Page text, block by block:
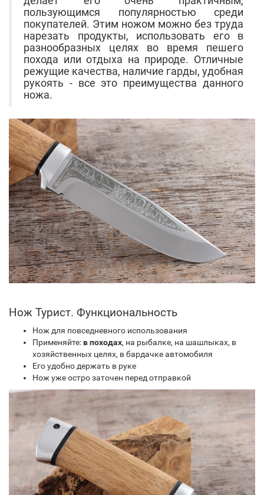
пользующимся популярностью среди
покупателей. Этим ножом можно без труда
нарезать продукты, использовать его в
разнообразных целях во время пешего
похода или отдыха на природе. Отличные
режущие качества, наличие гарды, удобная
рукоять - все это преимущества данного
ножа.
Нож Турист. Функциональность
Нож для повседневного использования
Применяйте: в походах, на рыбалке, на шашлыках, в
хозяйственных целях, в бардачке автомобиля
Его удобно держать в руке
Нож уже остро заточен перед отправкой